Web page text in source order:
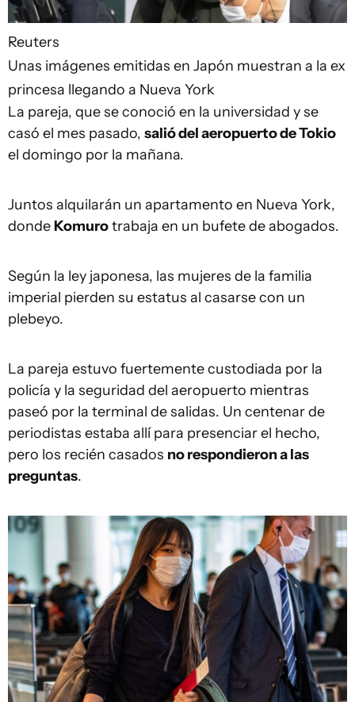
Reuters
Unas imágenes emitidas en Japón muestran a la ex
princesa llegando a Nueva York
La pareja, que se conoció en la universidad y se
casó el mes pasado, saliódel aeropuerto de Tokio
el domingo por la mañana.
Juntos alquilarán un apartamento en Nueva York,
donde Komurotrabaja en un bufete de abogados.
Según la ley japonesa, las mujeres de la familia
imperial pierden su estatus al casarse con un
plebeyo.
La pareja estuvo fuertemente custodiada por la
policía y la seguridad del aeropuerto mientras
paseó por la terminal de salidas. Un centenar de
periodistas estaba allí para presenciar el hecho,
pero los recién casados no respondieron a las
preguntas.